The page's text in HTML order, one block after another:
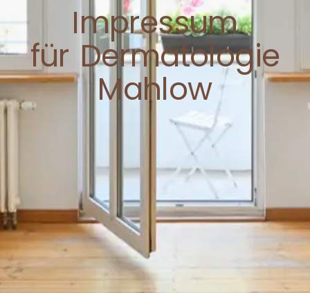
Impressum
für Dermatologie
Mahlow